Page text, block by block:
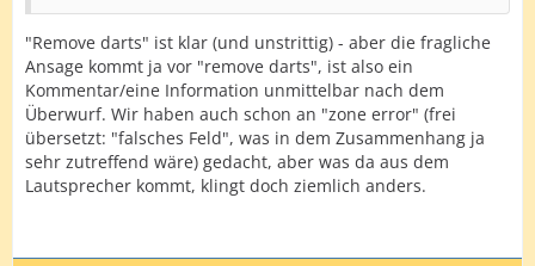
"Remove darts" ist klar (und unstrittig) - aber die fragliche
Ansage kommt ja vor "remove darts", ist also ein
Kommentar/eine Information unmittelbar nach dem
Überwurf. Wir haben auch schon an "zone error" (frei
übersetzt: "falsches Feld", was in dem Zusammenhang ja
sehr zutreffend wäre) gedacht, aber was da aus dem
Lautsprecher kommt, klingt doch ziemlich anders.